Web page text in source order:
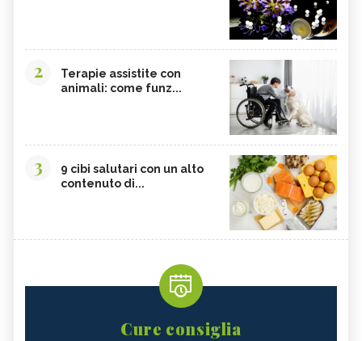
2
Terapie assistite con
animali: come funz...
3
9 cibi salutari con un alto
contenuto di...
Cure consiglia